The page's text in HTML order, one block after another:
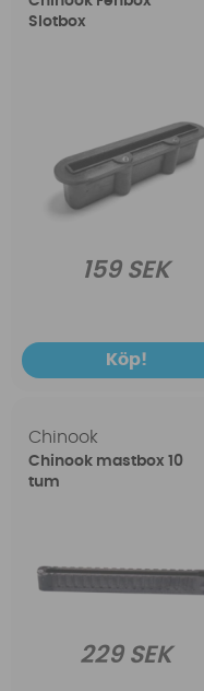
Slotbox
159 SEK
Köp!
Chinook
Chinook mastbox 10
tum
229 SEK